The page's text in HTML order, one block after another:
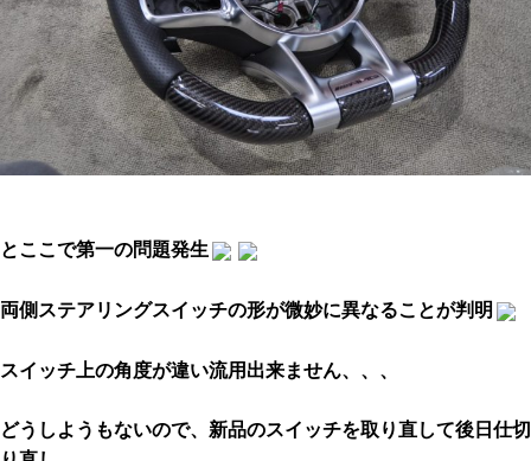
とここで第一の問題発生
両側ステアリングスイッチの形が微妙に異なることが判明
スイッチ上の角度が違い流用出来ません、、、
どうしようもないので、新品のスイッチを取り直して後日仕切